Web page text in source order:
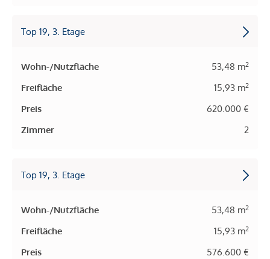
Top 19, 3. Etage
Wohn-/Nutzfläche 53,48 m2
Freifläche 15,93 m2
Preis
620.000 €
Zimmer
2
Top 19, 3. Etage
Wohn-/Nutzfläche 53,48 m2
Freifläche 15,93 m2
Preis
576.600 €